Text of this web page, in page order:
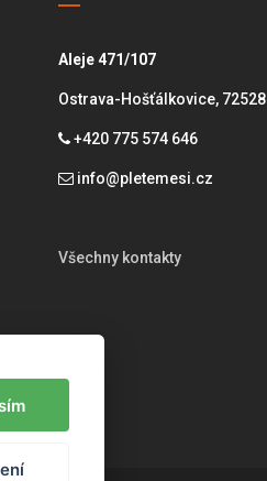
Aleje 471/107
Ostrava-Hošťálkovice, 72528
+420 775 574 646
info@pletemesi.cz
Všechny kontakty